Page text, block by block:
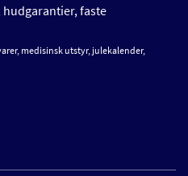
hudgarantier, faste
medisinsk utstyr, julekalender,